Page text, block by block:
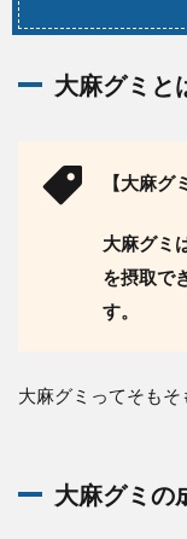
大麻グミと
【大麻グ
大麻グミ
を摂取で
す。
大麻グミってそもそ
大麻グミの